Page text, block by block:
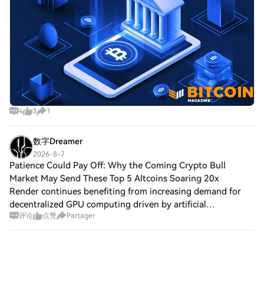
projet, XRP20, a lieu, marquant
l'émergence d'un jeton ERC-20 sur la
blockchain Ethereum qui n'est pas lié à
XRP 2.0. 13 novembre 2023 : Le XRP
Ledger subit une mise à jour significative
avec la sortie de la version 2.0.0 du logiciel
serveur rippled. Il est essentiel de noter
que ce développement est déconnecté du
projet de cryptomonnaie XRP 2.0. Ponts
Clés Concernant XRP 2.0 Pour distiller
critiques émergent : Fonctionnalités
Uniques : L'inclusion de fonctionnalités
telles que le texte à image et le texte à
parole alimentés par l'IA diversifie encore
les applications potentielles de XRP 2.0.
Technologie Blockchain : Le cadre utilise
des mécanismes de blockchain avancés et
des protocoles de cryptage, assurant un
4 3 1
数字Dreamer
2026-8-7
Patience Could Pay Off: Why the Coming Crypto Bull
Market May Send These Top 5 Altcoins Soaring 20x
Render continues benefiting from increasing demand for
decentralized GPU computing driven by artificial
intelligence applications. Algorand and Sei are advancing
评论 点赞 Partager